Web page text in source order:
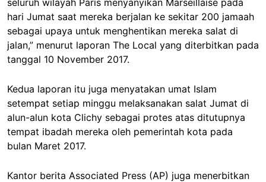
hari Jumat saat mereka berjalan ke sekitar 200 jamaah
sebagai upaya untuk menghentikan mereka salat di
jalan,” menurut laporan The Local yang diterbitkan pada
tanggal 10 November 2017.
Kedua laporan itu juga menyatakan umat Islam
setempat setiap minggu melaksanakan salat Jumat di
alun-alun kota Clichy sebagai protes atas ditutupnya
tempat ibadah mereka oleh pemerintah kota pada
bulan Maret 2017.
Kantor berita Associated Press (AP) juga menerbitkan